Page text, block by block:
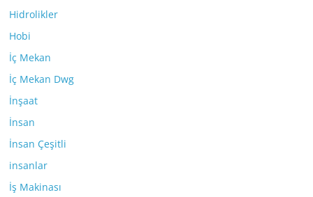
Hidrolikler
Hobi
İç Mekan
İç Mekan Dwg
İnşaat
İnsan
İnsan Çeşitli
insanlar
İş Makinası